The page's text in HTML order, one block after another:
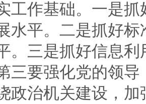
工作基础。一是抓
水平。二是抓好标
。三是抓好信息利
三要强化党的领导
政治机关建设，加